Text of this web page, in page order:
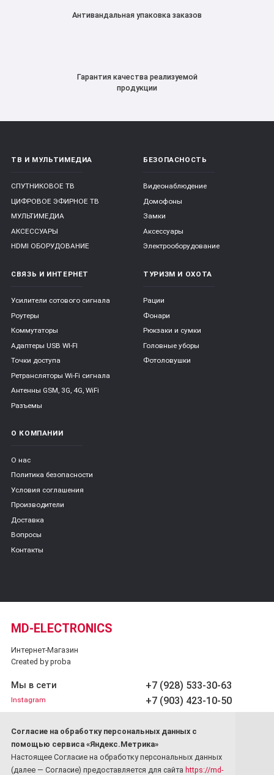
Антивандальная упаковка заказов
Гарантия качества реализуемой
продукции
Cогласие на обработку персональных данных с
помощью сервиса «Яндекс.Метрика»
Настоящее Согласие на обработку персональных данных
(далее — Согласие) предоставляется для сайта https://md-
ТВ И МУЛЬТИМЕДИА
СПУТНИКОВОЕ ТВ
ЦИФРОВОЕ ЭФИРНОЕ ТВ
МУЛЬТИМЕДИА
АКСЕССУАРЫ
HDMI ОБОРУДОВАНИЕ
БЕЗОПАСНОСТЬ
Видеонаблюдение
Домофоны
Замки
Аксессуары
Электрооборудование
СВЯЗЬ И ИНТЕРНЕТ
Усилители сотового сигнала
Роутеры
Коммутаторы
Адаптеры USB WI-FI
Точки доступа
Ретрансляторы Wi-Fi сигнала
Антенны GSM, 3G, 4G, WiFi
Разъемы
ТУРИЗМ И ОХОТА
Рации
Фонари
Рюкзаки и сумки
Головные уборы
Фотоловушки
О КОМПАНИИ
О нас
Политика безопасности
Условия соглашения
Производители
Доставка
Вопросы
Контакты
MD-ELECTRONICS
Интернет-Магазин
Created by proba
+7 (928) 533-30-63
+7 (903) 423-10-50
Мы в сети
Instagram
Принимаем платежи